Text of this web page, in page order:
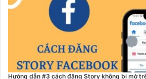
Hướng dẫn #3 cách đăng Story không bị mờ